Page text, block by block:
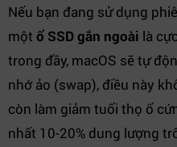
Nếu bạn đang sử dụng
một ổ SSD gắn ngoài là
trong đầy, macOS sẽ tự
nhớ ảo (swap), điều này
còn làm giảm tuổi thọ ổ
nhất 10-20% dung lượng